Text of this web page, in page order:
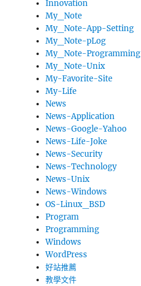
Innovation
My_Note
My_Note-App-Setting
My_Note-pLog
My_Note-Programming
My_Note-Unix
My-Favorite-Site
My-Life
News
News-Application
News-Google-Yahoo
News-Life-Joke
News-Security
News-Technology
News-Unix
News-Windows
OS-Linux_BSD
Program
Programming
Windows
WordPress
好站推薦
教學文件